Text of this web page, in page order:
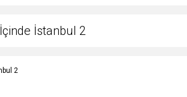
İstanbul 2